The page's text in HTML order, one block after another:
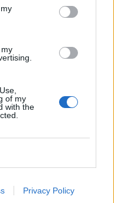
of my
with the
Privacy Policy
működő
"provokatív, és